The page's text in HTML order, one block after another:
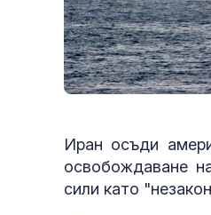
Иран осъди
освобождаване
сили като